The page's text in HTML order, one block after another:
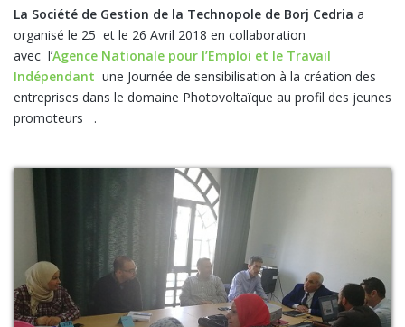
La Société de Gestion de la Technopole de Borj Cedria a
organisé le 25 et le 26 Avril 2018 en collaboration
avec l’Agence Nationale pour l’Emploi et le Travail
Indépendant une Journée de sensibilisation à la création des
entreprises dans le domaine Photovoltaïque au profil des jeunes
promoteurs .